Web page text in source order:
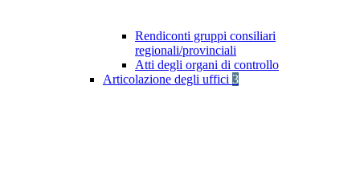
Rendiconti gruppi consiliari
regionali/provinciali
Atti degli organi di controllo
Articolazione degli uffici 3